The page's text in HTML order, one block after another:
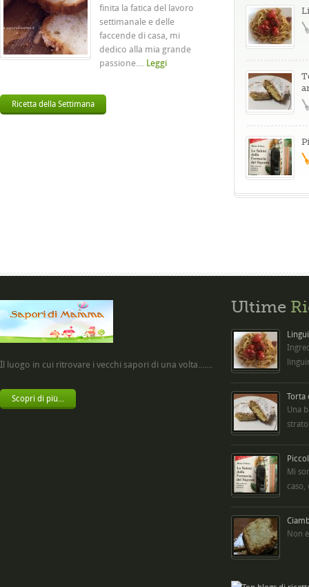
finita la fatica del lavoro
settimanale e delle
faccende di casa, mi
dedico alla mia grande
passione.... Leggi
Ricetta della Settimana
Il luogo in cui ritrovare i vecchi sapori di una volta.......
Scopri di più...
Ultime
Torta
Una
Mi
caso,
Non